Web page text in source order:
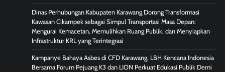
Dinas Perhubungan Kabupaten Karawang Dorong Transformasi
Kawasan Cikampek sebagai Simpul Transportasi Masa Depan:
Mengurai Kemacetan, Memulihkan Ruang Publik, dan Menyiapkan
Infrastruktur KRL yang Terintegrasi
Kampanye Bahaya Asbes di CFD Karawang, LBH Kencana Indonesia
Bersama Forum Pejuang K3 dan LION Perkuat Edukasi Publik Demi